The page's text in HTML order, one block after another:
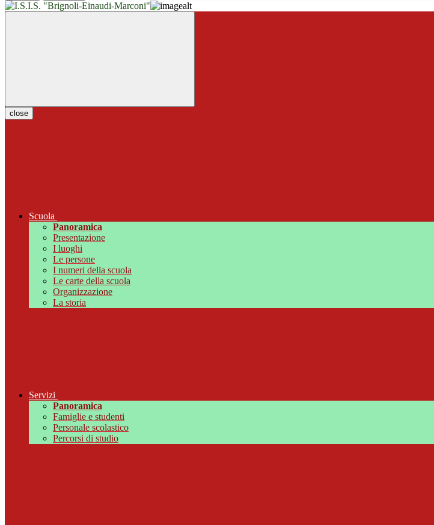
close
Scuola
Panoramica
Presentazione
I luoghi
Le persone
I numeri della scuola
Le carte della scuola
Organizzazione
La storia
Servizi
Panoramica
Famiglie e studenti
Personale scolastico
Percorsi di studio